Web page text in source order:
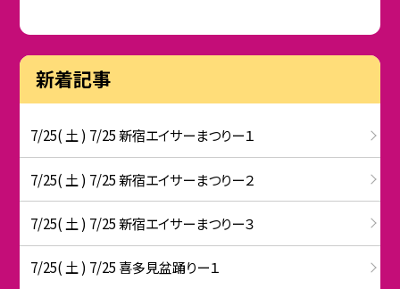
新着記事
7/25( 土 ) 7/25 新宿エイサーまつりー１
7/25( 土 ) 7/25 新宿エイサーまつりー２
7/25( 土 ) 7/25 新宿エイサーまつりー３
7/25( 土 ) 7/25 喜多見盆踊りー１